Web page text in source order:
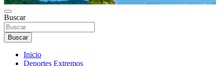
YOU EXTREME
YX Deportes Extremos Lifestyle
Buscar
Buscar
Inicio
Deportes Extremos